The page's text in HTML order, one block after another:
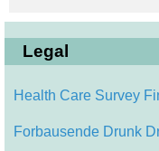
Legal
Health Care Survey
Forbausende Drunk